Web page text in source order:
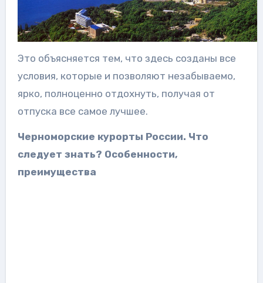
Это объясняется тем, что здесь созданы все
условия, которые и позволяют незабываемо,
ярко, полноценно отдохнуть, получая от
отпуска все самое лучшее.
Черноморские курорты России. Что
следует знать? Особенности,
преимущества